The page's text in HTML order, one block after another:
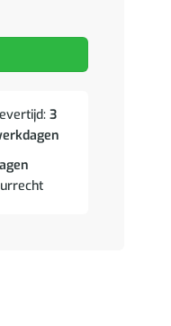
aantal
3